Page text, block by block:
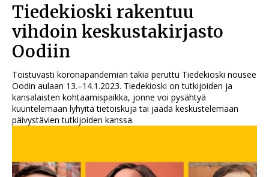
Tiedekioski rakentuu
vihdoin keskustakirjasto
Oodiin
Toistuvasti koronapandemian takia peruttu Tiedekioski nousee
Oodin aulaan 13.–14.1.2023. Tiedekioski on tutkijoiden ja
kansalaisten kohtaamispaikka, jonne voi pysähtyä
kuuntelemaan lyhyitä tietoiskuja tai jäädä keskustelemaan
päivystävien tutkijoiden kanssa.